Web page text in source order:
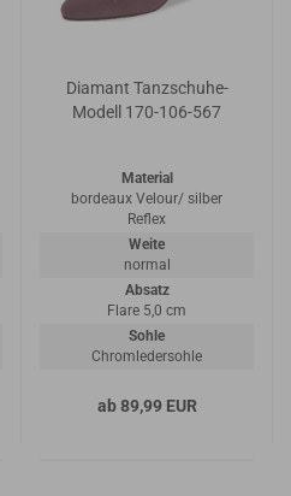
Diamant Tanzschuhe-
Modell 170-106-567
Material
bordeaux Velour/ silber
Reflex
Weite
normal
Absatz
Flare 5,0 cm
Sohle
Chromledersohle
ab 89,99 EUR